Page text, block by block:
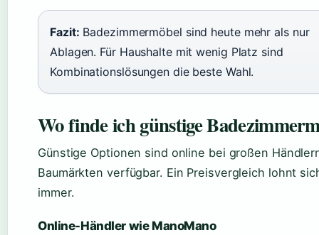
Fazit: Badezimmermöbel sind heute mehr als nur
Ablagen. Für Haushalte mit wenig Platz sind
Kombinationslösungen die beste Wahl.
Wo finde ich günstige
Günstige Optionen sind online bei großen
Baumärkten verfügbar. Ein Preisvergleich lohnt
immer.
Online-Händler wie ManoMano